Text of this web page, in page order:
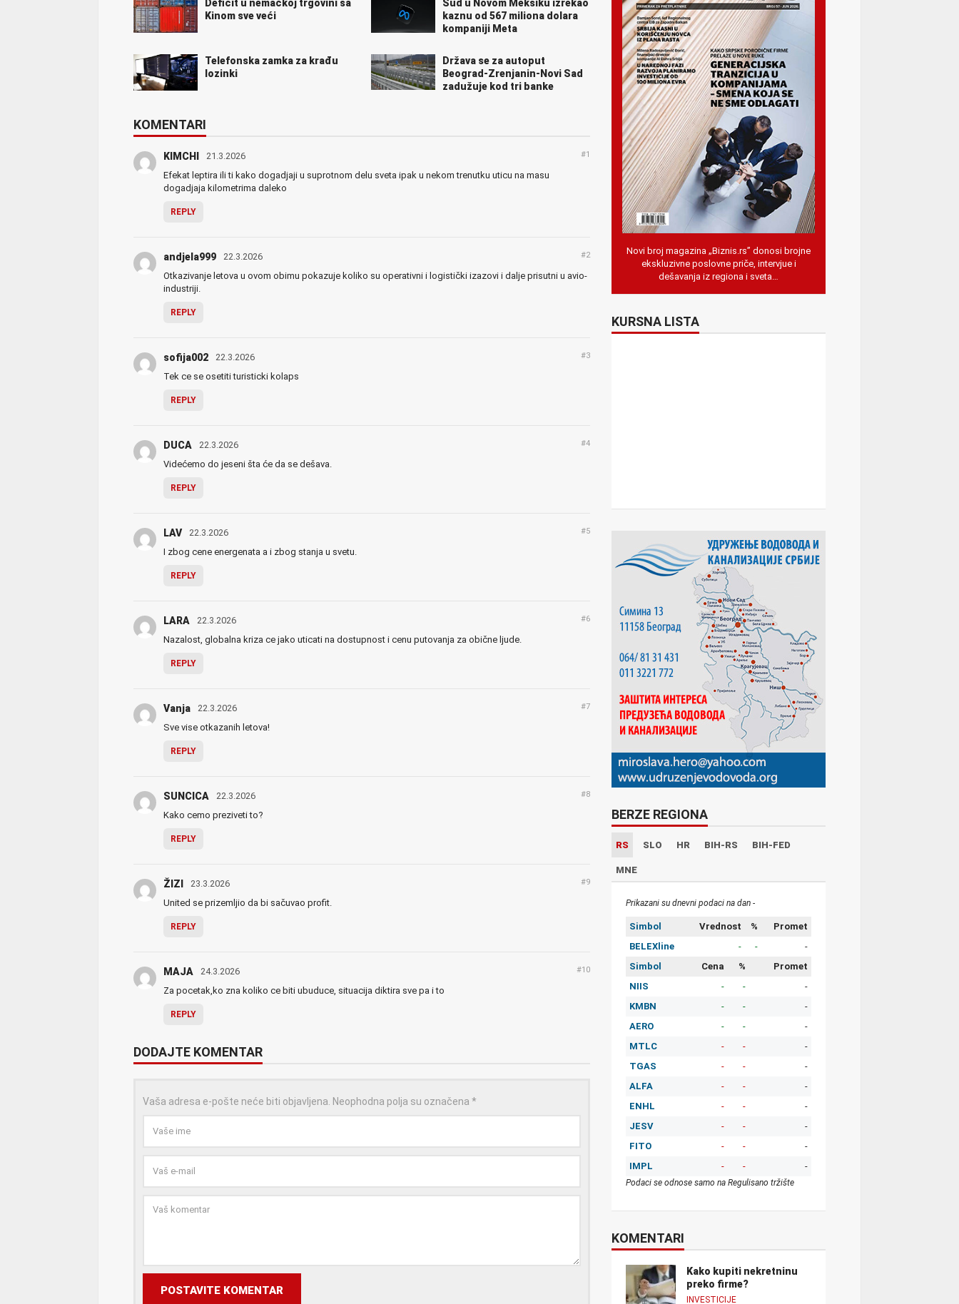
Deficit u nemačkoj trgovini sa
Kinom sve veći
Sud u Novom Meksiku izrekao
kaznu od 567 miliona dolara
kompaniji Meta
Telefonska zamka za krađu
lozinki
Država se za autoput
Beograd-Zrenjanin-Novi Sad
zadužuje kod tri banke
KOMENTARI
KIMCHI 21.3.2026 #1
Efekat leptira ili ti kako dogadjaji u suprotnom delu sveta ipak u nekom trenutku uticu na masu
dogadjaja kilometrima daleko
REPLY
andjela999 22.3.2026 #2
Otkazivanje letova u ovom obimu pokazuje koliko su operativni i logistički izazovi i dalje prisutni u avio-
industriji.
REPLY
sofija002 22.3.2026 #3
Tek ce se osetiti turisticki kolaps
REPLY
DUCA 22.3.2026 #4
Videćemo do jeseni šta će da se dešava.
REPLY
LAV 22.3.2026 #5
I zbog cene energenata a i zbog stanja u svetu.
REPLY
LARA 22.3.2026 #6
Nazalost, globalna kriza ce jako uticati na dostupnost i cenu putovanja za obične ljude.
REPLY
Vanja 22.3.2026 #7
Sve vise otkazanih letova!
REPLY
SUNCICA 22.3.2026 #8
Kako cemo preziveti to?
REPLY
ŽIZI 23.3.2026 #9
United se prizemljio da bi sačuvao profit.
REPLY
MAJA 24.3.2026 #10
Za pocetak,ko zna koliko ce biti ubuduce, situacija diktira sve pa i to
REPLY
DODAJTE KOMENTAR
Vaša adresa e-pošte neće biti objavljena. Neophodna polja su označena *
POSTAVITE KOMENTAR
Novi broj magazina „Biznis.rs” donosi brojne
ekskluzivne poslovne priče, intervjue i
dešavanja iz regiona i sveta…
KURSNA LISTA
BERZE REGIONA
RS SLO HR BIH-RS BIH-FED
MNE
Prikazani su dnevni podaci na dan -
Simbol Vrednost %
Promet
BELEXline
- -
-
Simbol
Cena %
Promet
NIIS
- -
-
KMBN
- -
-
AERO
- -
-
MTLC
- -
-
TGAS
- -
-
ALFA
- -
-
ENHL
- -
-
JESV
- -
-
FITO
- -
-
IMPL
- - -
Podaci se odnose samo na Regulisano tržište
KOMENTARI
Kako kupiti nekretninu
preko firme?
INVESTICIJE